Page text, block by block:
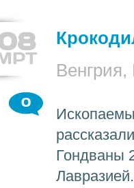
0
Гондваны